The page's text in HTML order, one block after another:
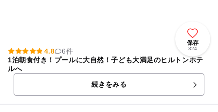
保存
324
4.8
6件
1泊朝食付き！プールに大自然！子ども大満足のヒルトンホテ
ルへ
続きをみる